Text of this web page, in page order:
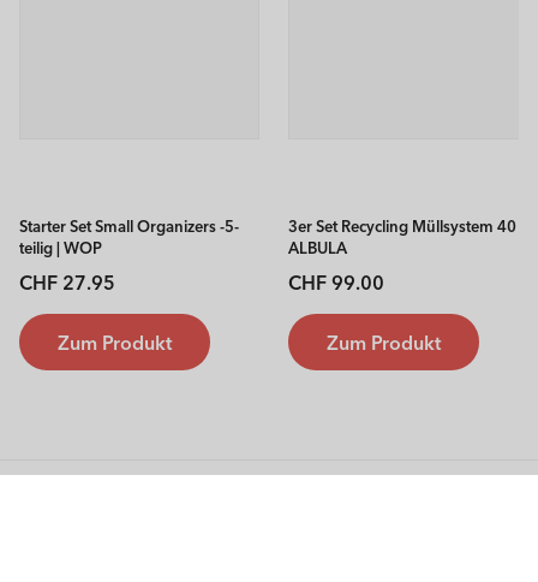
Starter Set Small Organizers -5-
teilig | WOP
Normaler
Preis
CHF 27.95
Zum Produkt
3er Set Recycling Müllsystem 40 l
ALBULA
Normaler
Preis
CHF 99.00
Zum Produkt